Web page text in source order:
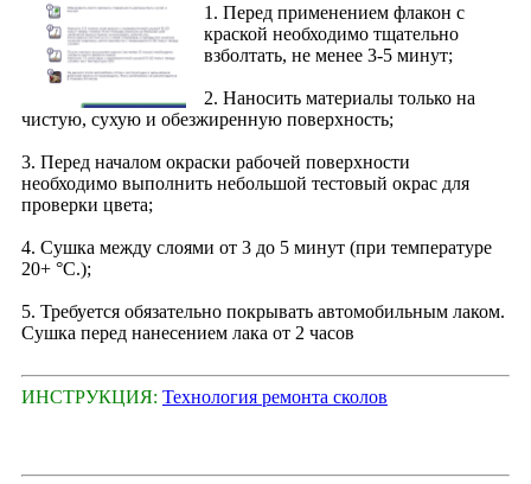
1. Перед применением флакон с
краской необходимо тщательно
взболтать, не менее 3-5 минут;
2. Наносить материалы только на
чистую, сухую и обезжиренную поверхность;
3. Перед началом окраски рабочей поверхности
необходимо выполнить небольшой тестовый окрас для
проверки цвета;
4. Сушка между слоями от 3 до 5 минут (при температуре
20+ °С.);
5. Требуется обязательно покрывать автомобильным лаком.
Сушка перед нанесением лака от 2 часов
ИНСТРУКЦИЯ: Технология ремонта сколов